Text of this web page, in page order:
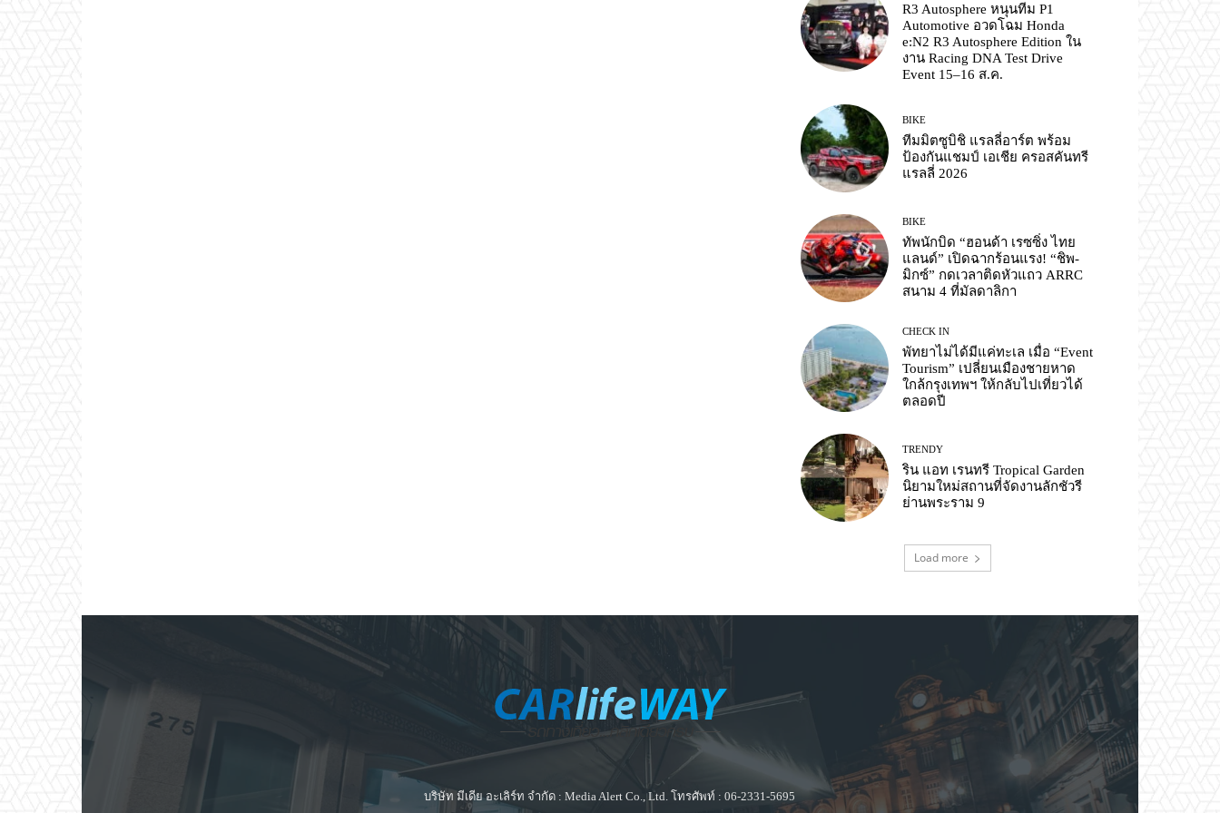
R3 Autosphere หนุนทีม P1
Automotive อวดโฉม Honda
e:N2 R3 Autosphere Edition ใน
งาน Racing DNA Test Drive
Event 15–16 ส.ค.
BIKE
ทีมมิตซูบิชิ แรลลี่อาร์ต พร้อม
ป้องกันแชมป์ เอเชีย ครอสคันทรี
แรลลี่ 2026
BIKE
ทัพนักบิด “ฮอนด้า เรซซิ่ง ไทย
แลนด์” เปิดฉากร้อนแรง! “ชิพ-
มิกซ์” กดเวลาติดหัวแถว ARRC
สนาม 4 ที่มัลดาลิกา
CHECK IN
พัทยาไม่ได้มีแค่ทะเล เมื่อ “Event
Tourism” เปลี่ยนเมืองชายหาด
ใกล้กรุงเทพฯ ให้กลับไปเที่ยวได้
ตลอดปี
TRENDY
ริน แอท เรนทรี Tropical Garden
นิยามใหม่สถานที่จัดงานลักชัวรี
ย่านพระราม 9
Load more
บริษัท มีเดีย อะเลิร์ท จำกัด : Media Alert Co., Ltd. โทรศัพท์ : 06-2331-5695